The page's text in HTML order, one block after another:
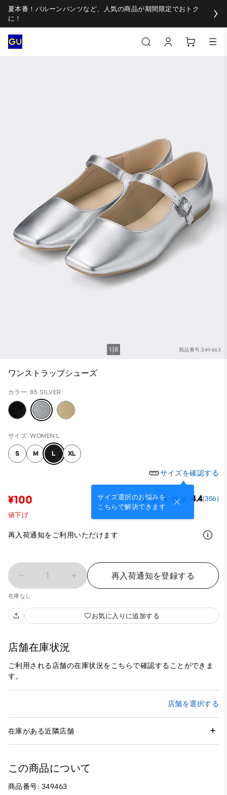
夏本番！バルーンパンツなど、人気の商品が期間限定でおトク
に！
商品番号:349463
1 8
ワンストラップシューズ
カラー: 85 SILVER
サイズ: WOMEN L
S M L XL
サイズを確認する
サイズ選択のお悩みを
こちらで解決できます
¥100 4.4(356)
値下げ
再入荷通知をご利用いただけます
1 再入荷通知を登録する
在庫なし
お気に入りに追加する
店舗在庫状況
ご利用される店舗の在庫状況をこちらで確認することができま
す。
店舗を選択する
在庫がある近隣店舗
この商品について
商品番号: 349463